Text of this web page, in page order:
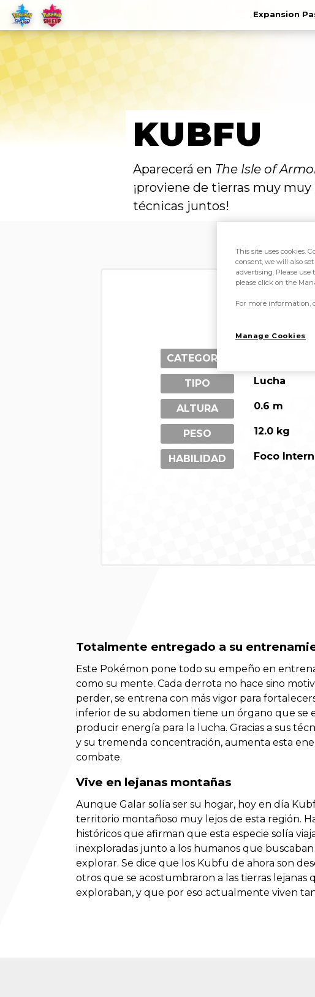
Expansion
KUBFU
Aparecerá en The Isle of
¡proviene de tierras muy
técnicas juntos!
CATEGORÍA
TIPO Lucha
ALTURA 0.6 m
PESO 12.0 kg
HABILIDAD Foco
Totalmente entregado a su
Este Pokémon pone todo su empeño en
como su mente. Cada derrota no hace sino
perder, se entrena con más vigor para
inferior de su abdomen tiene un órgano que se
producir energía para la lucha. Gracias a sus
y su tremenda concentración, aumenta esta
combate.
Vive en lejanas montañas
Aunque Galar solía ser su hogar, hoy en día
territorio montañoso muy lejos de esta región.
históricos que afirman que esta especie solía
inexploradas junto a los humanos que
explorar. Se dice que los Kubfu de ahora son
otros que se acostumbraron a las tierras lejanas
exploraban, y que por eso actualmente viven
This site uses cookies.
consent, we will also
advertising. Please use
please click on the
For more information,
Manage Cookies